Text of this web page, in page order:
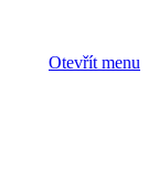
Otevřít menu